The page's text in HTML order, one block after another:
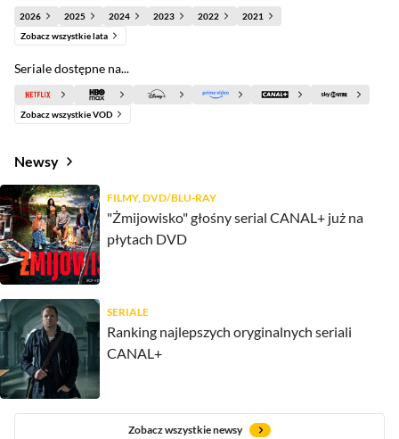
2026 2025 2024 2023 2022
2021
Zobacz wszystkie lata
Seriale dostępne na...
Zobacz wszystkie VOD
Newsy
FILMY, DVD/BLU-RAY
"Żmijowisko" głośny serial CANAL+ już na
płytach DVD
SERIALE
Ranking najlepszych oryginalnych seriali
CANAL+
Zobacz wszystkie newsy